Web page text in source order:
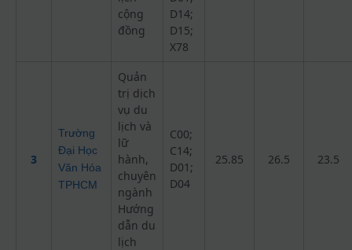
cộng
đồng
D14;
D15;
X78
3
Trường
Đại Học
Văn Hóa
TPHCM
Quản
trị dịch
vụ du
lịch và
lữ
hành,
chuyên
ngành
Hướng
dẫn du
lịch
C00;
C14;
D01;
D04
25.85 26.5 23.5